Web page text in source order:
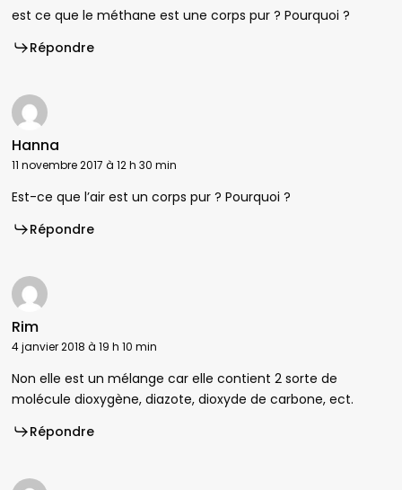
est ce que le méthane est une corps pur ? Pourquoi ?
Répondre
Hanna
11 novembre 2017 à 12 h 30 min
Est-ce que l’air est un corps pur ? Pourquoi ?
Répondre
Rim
4 janvier 2018 à 19 h 10 min
Non elle est un mélange car elle contient 2 sorte de
molécule dioxygène, diazote, dioxyde de carbone, ect.
Répondre